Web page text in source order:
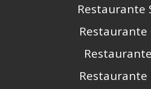
Restaurante
Restaurante
Restaurante